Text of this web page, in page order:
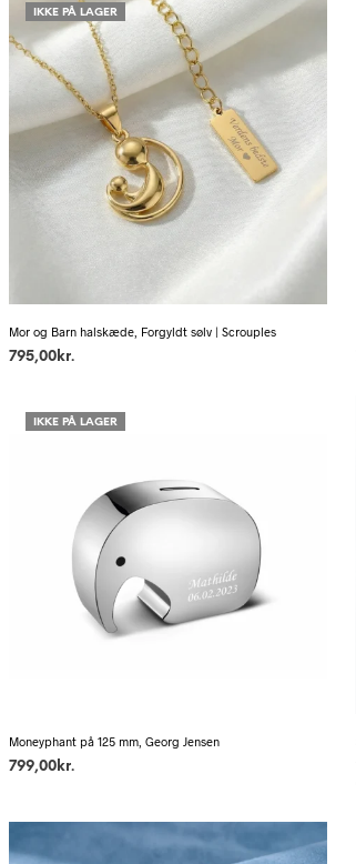
IKKE PÅ LAGER
Mor og Barn halskæde, Forgyldt sølv | Scrouples
795,00 kr.
IKKE PÅ LAGER
Moneyphant på 125 mm, Georg Jensen
799,00 kr.